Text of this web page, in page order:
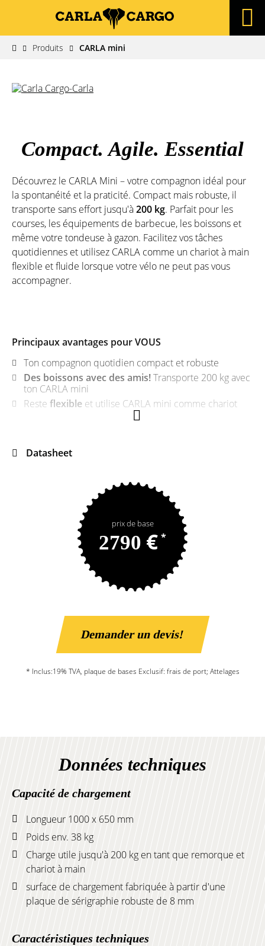
Produits CARLA mini
Compact. Agile. Essential
Découvrez le CARLA Mini – votre compagnon idéal pour
la spontanéité et la praticité. Compact mais robuste, il
transporte sans effort jusqu'à200 kg. Parfait pour les
courses, les équipements de barbecue, les boissons et
même votre tondeuse à gazon. Facilitez vos tâches
quotidiennes et utilisez CARLA comme un chariot à main
flexible et fluide lorsque votre vélo ne peut pas vous
accompagner.
Principaux avantages pour VOUS
Ton compagnon quotidien compact et robuste
Des boissons avec des amis!Transporte 200 kg avec
ton CARLA mini
Reste flexible et utilise CARLA mini comme chariot
Datasheet
prix de base
2790 € *
Demander un devis!
* Inclus:19% TVA, plaque de bases Exclusif: frais de port; Attelages
Données techniques
Capacité de chargement
Longueur 1000 x 650 mm
Poids env. 38 kg
Charge utile jusqu'à 200 kg en tant que remorque et
chariot à main
surface de chargement fabriquée à partir d'une
plaque de sérigraphie robuste de 8 mm
Caractéristiques techniques